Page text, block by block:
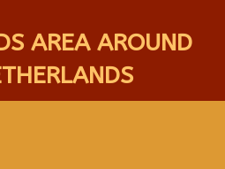
AREA AROUND